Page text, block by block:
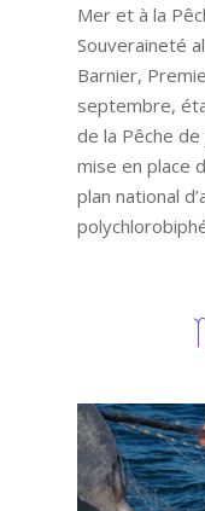
Mer et à la
Souveraineté
Barnier,
septembre,
de la Pêche
mise en place
plan national